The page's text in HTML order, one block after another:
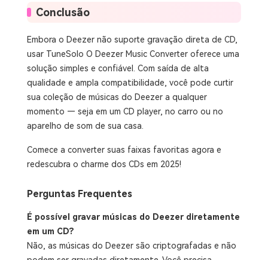
Conclusão
Embora o Deezer não suporte gravação direta de CD,
usar TuneSolo O Deezer Music Converter oferece uma
solução simples e confiável. Com saída de alta
qualidade e ampla compatibilidade, você pode curtir
sua coleção de músicas do Deezer a qualquer
momento — seja em um CD player, no carro ou no
aparelho de som de sua casa.
Comece a converter suas faixas favoritas agora e
redescubra o charme dos CDs em 2025!
Perguntas Frequentes
É possível gravar músicas do Deezer diretamente
em um CD?
Não, as músicas do Deezer são criptografadas e não